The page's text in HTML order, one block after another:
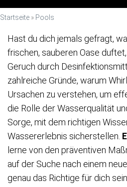
Startseite » Pools
Hast du dich jemals gefragt,
frischen, sauberen Oase
Geruch durch
zahlreiche Gründe, warum
Ursachen zu verstehen, um
die Rolle der Wasserqualität
Sorge, mit dem richtigen
Wassererlebnis sicherstellen.
lerne von den präventiven
auf der Suche nach einem
genau das Richtige für dich sein.